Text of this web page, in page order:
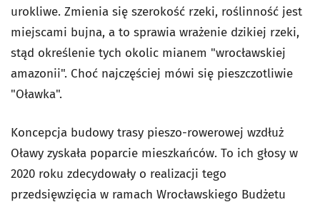
urokliwe. Zmienia się szerokość rzeki, roślinność jest
miejscami bujna, a to sprawia wrażenie dzikiej rzeki,
stąd określenie tych okolic mianem "wrocławskiej
amazonii". Choć najczęściej mówi się pieszczotliwie
"Oławka".
Koncepcja budowy trasy pieszo-rowerowej wzdłuż
Oławy zyskała poparcie mieszkańców. To ich głosy w
2020 roku zdecydowały o realizacji tego
przedsięwzięcia w ramach Wrocławskiego Budżetu